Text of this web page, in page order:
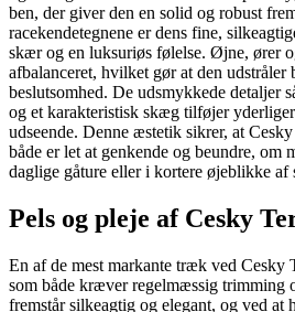
ben, der giver den en solid og robust
racekendetegnene er dens fine,
skær og en luksuriøs følelse. Øjne, ører
afbalanceret, hvilket gør at den udstråler
beslutsomhed. De udsmykkede detaljer
og et karakteristisk skæg tilføjer
udseende. Denne æstetik sikrer, at
både er let at genkende og beundre, om
daglige gåture eller i kortere øjeblikke af
Pels og pleje af Cesky
En af de mest markante træk ved Cesky
som både kræver regelmæssig trimming
fremstår silkeagtig og elegant, og ved at